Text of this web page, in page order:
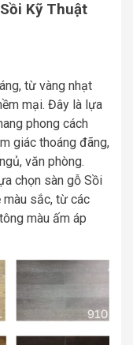
Kỹ Thuật
từ vàng nhạt
mại. Đây là lựa
phong cách
giác thoáng đãng,
văn phòng.
chọn sàn gỗ Sồi
màu sắc, từ các
màu ấm áp